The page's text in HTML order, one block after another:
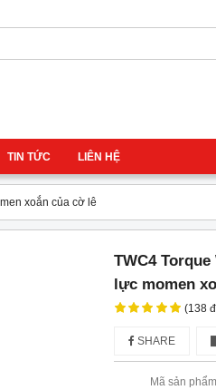
TIN TỨC LIÊN HỆ
xoắn của cờ lê
TWC4
lực momen
(138
SHARE
Mã sản